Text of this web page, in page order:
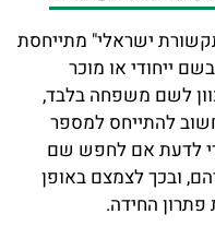
ישראלי" מתייחסת
ייחודי או מוכר
לשם משפחה בלבד,
להתייחס למספר
לדעת אם לחפש שם
ובכך לצמצם באופן
החידה.